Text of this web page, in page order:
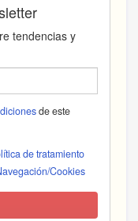
tendencias y
de este
de tratamiento
Cookies